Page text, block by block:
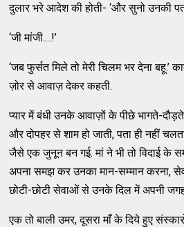
दुलार भरे आदेश की होती- ‘और सुनो उनकी
‘जी मांजी....!’
‘जब फुर्सत मिले तो मेरी चिलम भर देना बहू.’
ज़ोर से आवाज़ देकर कहती.
प्यार में बंधी उनके आवाज़ों के पीछे भागते-
और दोपहर से शाम हो जाती, पता ही नहीं
जैसे एक जुनून बन गई. मां ने भी तो विदाई के
अपना समझ कर उनका मान-सम्मान करना,
छोटी-छोटी सेवाओं से उनके दिल में अपनी
एक तो बाली उमर, दूसरा माँ के दिये हुए